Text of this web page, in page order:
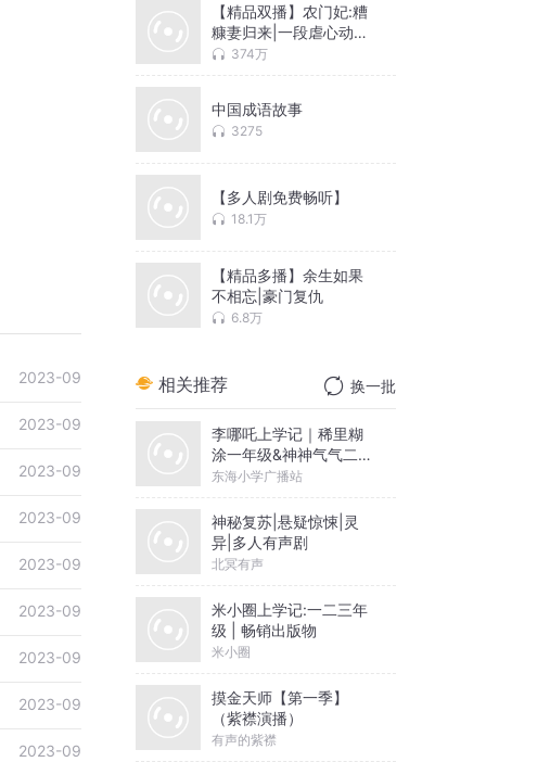
2023-09
2023-09
2023-09
2023-09
2023-09
2023-09
2023-09
2023-09
2023-09
【精品双播】农门妃:糟
糠妻归来|一段虐心动人
的爱情故事
374万
中国成语故事
3275
【多人剧免费畅听】
18.1万
【精品多播】余生如果
不相忘|豪门复仇
6.8万
相关推荐 换一批
李哪吒上学记｜稀里糊
涂一年级&神神气气二年
级
东海小学广播站
神秘复苏|悬疑惊悚|灵
异|多人有声剧
北冥有声
米小圈上学记:一二三年
级 | 畅销出版物
米小圈
摸金天师【第一季】
（紫襟演播）
有声的紫襟